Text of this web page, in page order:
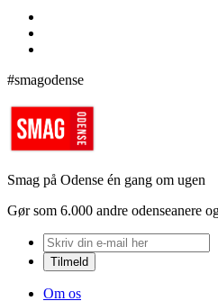
#smagodense
Smag på Odense én gang om ugen
Gør som 6.000 andre odenseanere
Om os